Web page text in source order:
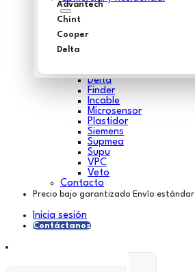
Advantech
Chint
Cooper
Delta
Marcas
Delta
Finder
Incable
Microsensor
Plastidor
Siemens
Supmea
Supu
VPC
Veto
Contacto
Precio bajo garantizado Envío estándar
Inicia sesión
Contáctanos